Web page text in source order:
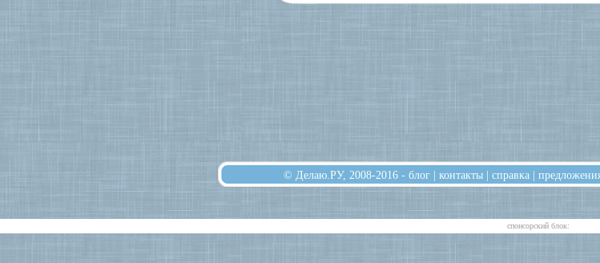
© Делаю.РУ, 2008-2016 - блог | контакты | справка |
cпонсорский блок: